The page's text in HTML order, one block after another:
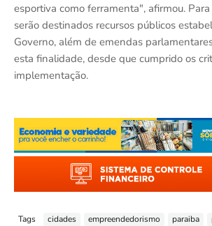
esportiva como ferramenta", afirmou.
serão destinados recursos públicos
Governo, além de emendas
esta finalidade, desde que cumprido os
implementação.
Tags cidades empreendedorismo paraiba